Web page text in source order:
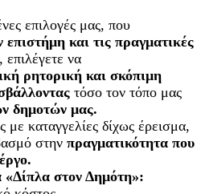
επιλογές μας, που
επιστήμη και τις πραγματικές
να
ρητορική και σκόπιμη
τόσο τον τόπο μας
δημοτών μας.
με καταγγελίες δίχως έρεισμα,
στην πραγματικότητα που
«Δίπλα στον Δημότη»: